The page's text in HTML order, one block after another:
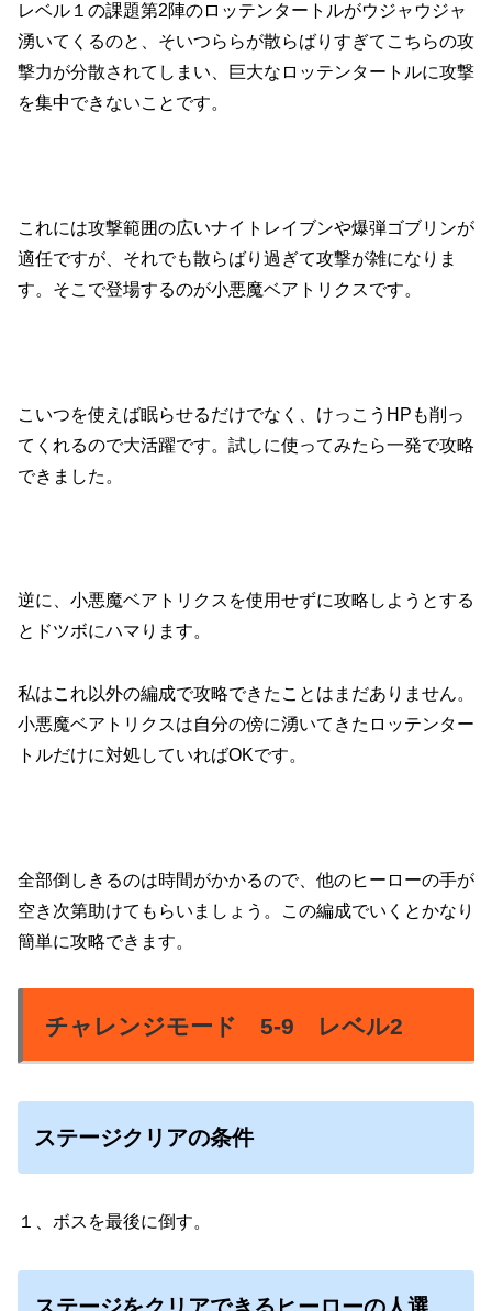
レベル１の課題第2陣のロッテンタートルがウジャウジャ
湧いてくるのと、そいつららが散らばりすぎてこちらの攻
撃力が分散されてしまい、巨大なロッテンタートルに攻撃
を集中できないことです。
これには攻撃範囲の広いナイトレイブンや爆弾ゴブリンが
適任ですが、それでも散らばり過ぎて攻撃が雑になりま
す。 そこで登場するのが小悪魔ベアトリクスです。
こいつを使えば眠らせるだけでなく、けっこうHPも削っ
てくれるので大活躍です。 試しに使ってみたら一発で攻略
できました。
逆に、小悪魔ベアトリクスを使用せずに攻略しようとする
とドツボにハマります。
私はこれ以外の編成で攻略できたことはまだありません。
小悪魔ベアトリクスは自分の傍に湧いてきたロッテンター
トルだけに対処していればOKです。
全部倒しきるのは時間がかかるので、他のヒーローの手が
空き次第助けてもらいましょう。
この編成でいくとかなり
簡単に攻略できます。
チャレンジモード 5-9 レベル2
ステージクリアの条件
１、ボスを最後に倒す。